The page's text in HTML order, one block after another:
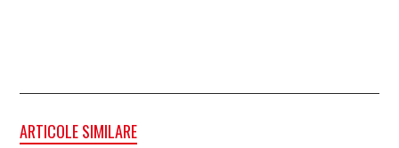
ARTICOLE SIMILARE